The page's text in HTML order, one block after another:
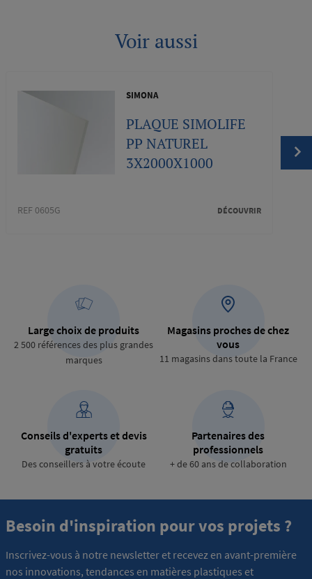
Voir aussi
SIMONA
PLAQUE SIMOLIFE
PP NATUREL
3X2000X1000
REF 0605G DÉCOUVRIR
Large choix de produits
2 500 références des plus grandes
marques
Magasins proches de chez
vous
11 magasins dans toute la France
Conseils d'experts et devis
gratuits
Des conseillers à votre écoute
Partenaires des
professionnels
+ de 60 ans de collaboration
Besoin d'inspiration pour vos projets ?
Inscrivez-vous à notre newsletter et recevez en avant-première
nos innovations, tendances en matières plastiques et